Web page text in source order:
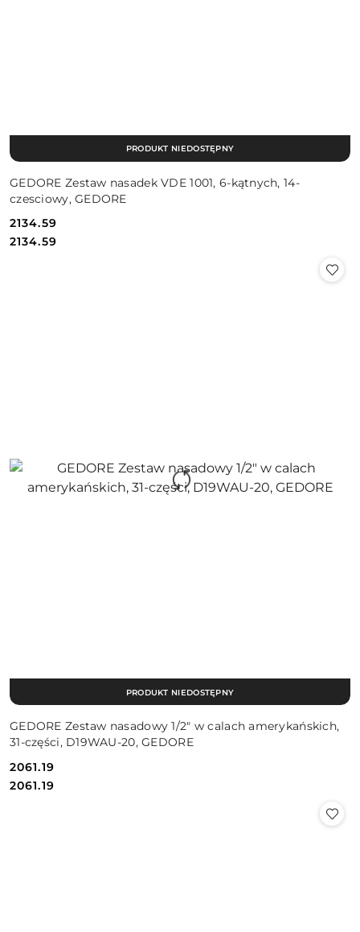
GEDORE Zestaw nasadek VDE 1001, 6-kątnych, 14-
czesciowy, GEDORE
Cena:
2134.59
Cena:
2134.59
PRODUKT NIEDOSTĘPNY
GEDORE Zestaw nasadowy 1/2″ w calach amerykańskich,
31-części, D19WAU-20, GEDORE
Cena:
2061.19
Cena:
2061.19
PRODUKT NIEDOSTĘPNY